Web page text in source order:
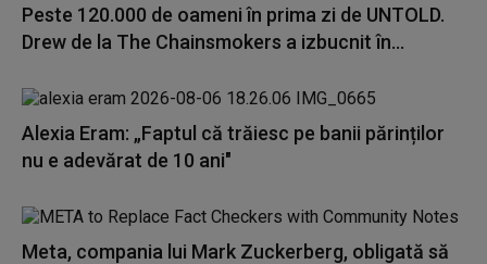
Peste 120.000 de oameni în prima zi de UNTOLD.
Drew de la The Chainsmokers a izbucnit în...
Alexia Eram: „Faptul că trăiesc pe banii părinților
nu e adevărat de 10 ani"
Meta, compania lui Mark Zuckerberg, obligată să